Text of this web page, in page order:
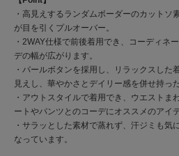
・高見えするランダムボーダーのカットソ
が目を引くプルオーバー。
・2WAY仕様で前後着用でき、コーディネ
デの幅が広がります。
・パールボタンを採用し、リラックスした
見えし、華やかさとデイリー感を併せ持っ
・アウトスタイルで着用でき、ウエストま
ートやパンツとのコーデにオススメのアイ
・サラッとした素材で蒸れず、汗ジミも気
なっています。